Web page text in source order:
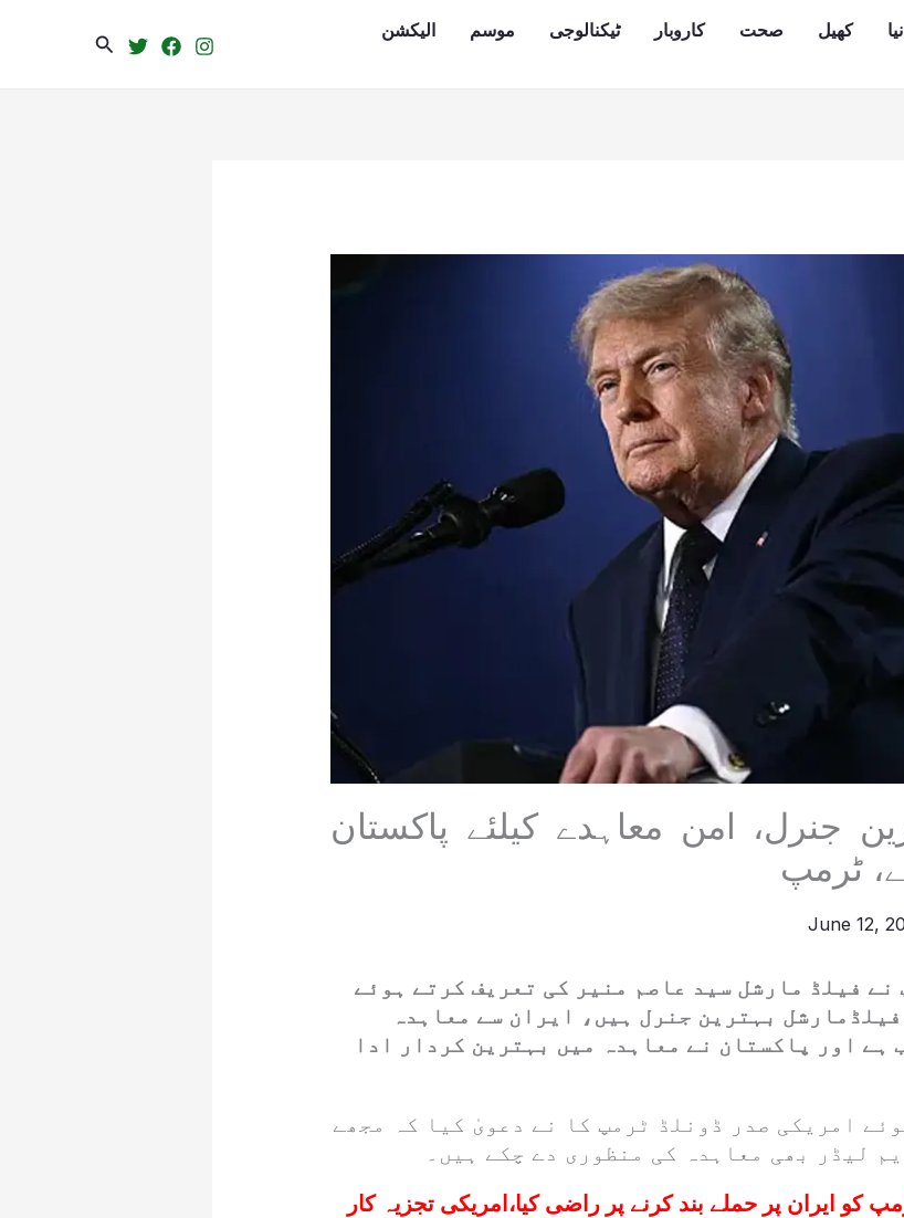
کھیل صحت کاروبار ٹیکنالوجی موسم
الیکشن
Search
جنرل، امن معاہدے کیلئے پاکستان
ٹرمپ
June 12,
نے فیلڈ مارشل سید عاصم منیر کی تعریف کرتے ہوئے
بہترین جنرل ہیں، ایران سے معاہدہ
ہے اور پاکستان نے معاہدہ میں بہترین کردار ادا
امریکی صدر ڈونلڈ ٹرمپ کا نے دعویٰ کیا کہ مجھے
لیڈر بھی معاہدہ کی منظوری دے چکے ہیں۔
کو ایران پر حملے بند کرنے پر راضی کیا،امریکی تجزیہ کار